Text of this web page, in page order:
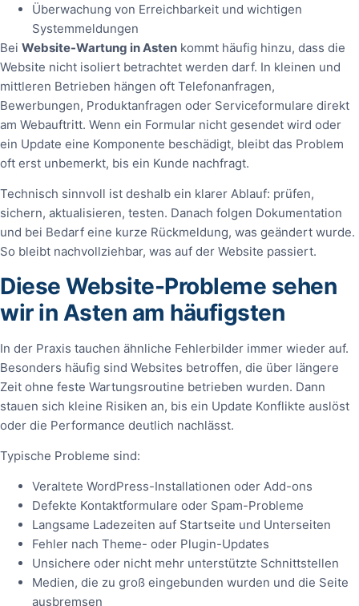
Überwachung von Erreichbarkeit und wichtigen
Systemmeldungen
Bei Website-Wartung in Asten kommt häufig hinzu, dass die
Website nicht isoliert betrachtet werden darf. In kleinen und
mittleren Betrieben hängen oft Telefonanfragen,
Bewerbungen, Produktanfragen oder Serviceformulare direkt
am Webauftritt. Wenn ein Formular nicht gesendet wird oder
ein Update eine Komponente beschädigt, bleibt das Problem
oft erst unbemerkt, bis ein Kunde nachfragt.
Technisch sinnvoll ist deshalb ein klarer Ablauf: prüfen,
sichern, aktualisieren, testen. Danach folgen Dokumentation
und bei Bedarf eine kurze Rückmeldung, was geändert wurde.
So bleibt nachvollziehbar, was auf der Website passiert.
Diese Website-Probleme sehen
wir in Asten am häufigsten
In der Praxis tauchen ähnliche Fehlerbilder immer wieder auf.
Besonders häufig sind Websites betroffen, die über längere
Zeit ohne feste Wartungsroutine betrieben wurden. Dann
stauen sich kleine Risiken an, bis ein Update Konflikte auslöst
oder die Performance deutlich nachlässt.
Typische Probleme sind:
Veraltete WordPress-Installationen oder Add-ons
Defekte Kontaktformulare oder Spam-Probleme
Langsame Ladezeiten auf Startseite und Unterseiten
Fehler nach Theme- oder Plugin-Updates
Unsichere oder nicht mehr unterstützte Schnittstellen
Medien, die zu groß eingebunden wurden und die Seite
ausbremsen